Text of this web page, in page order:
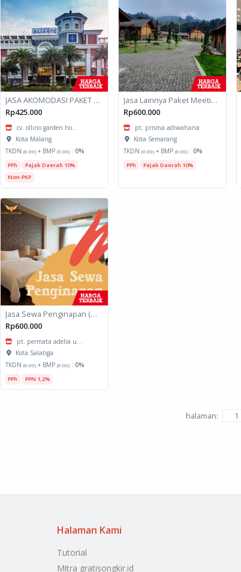
JASA AKOMODASI PAKET MEETING FULLDAY HOTEL KOTA MALANG
Rp425.000
cv. ollino garden ho...
Kota Malang
TKDN (0.00)+ BMP (0.00): 0%
PPh
Pajak Daerah 10%
Non-PKP
Jasa Lainnya Paket Meeting Luar Kota Hari Bumi 2
Rp600.000
pt. prisma adiwahana
Kota Semarang
TKDN (0.00)+ BMP (0.00): 0%
PPh Pajak Daerah 10%
Jasa Sewa Penginapan (Biro Perjalanan)
Rp600.000
pt. permata adelia u...
Kota Salatiga
TKDN (0.00)+ BMP (0.00): 0%
PPh PPN 1,2%
halaman:
Halaman Kami
Tutorial
Mitra gratisongkir.id